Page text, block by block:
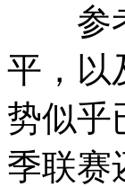
参考
平，以
势似乎
季联赛